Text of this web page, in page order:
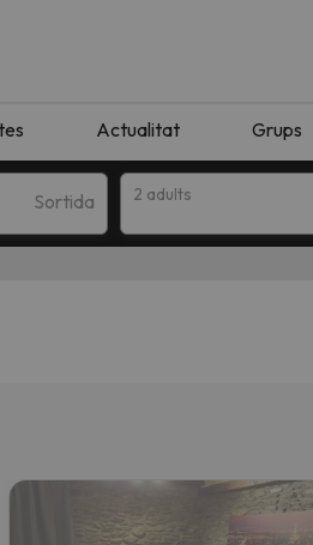
Actualitat Grups
Sortida 2 adults
la destinació.